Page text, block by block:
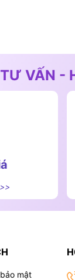
TƯ VẤN -
mật